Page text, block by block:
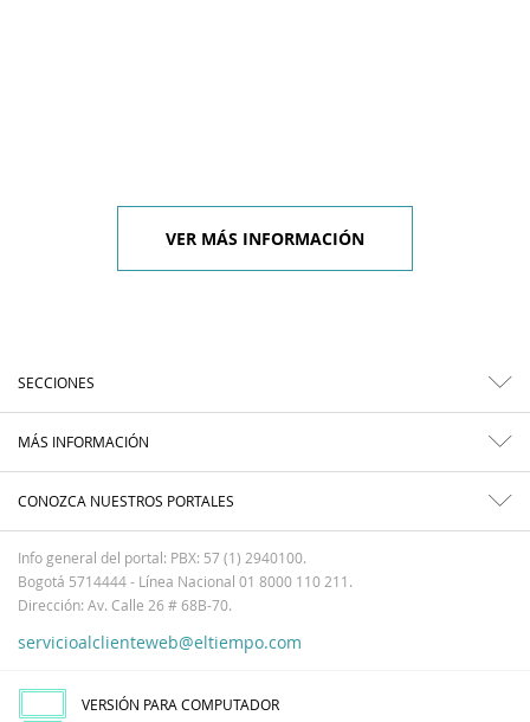
VER MÁS INFORMACIÓN
SECCIONES
MÁS INFORMACIÓN
CONOZCA NUESTROS PORTALES
Info general del portal: PBX: 57 (1) 2940100.
Bogotá 5714444 - Línea Nacional 01 8000 110 211.
Dirección: Av. Calle 26 # 68B-70.
servicioalclienteweb@eltiempo.com
VERSIÓN PARA COMPUTADOR